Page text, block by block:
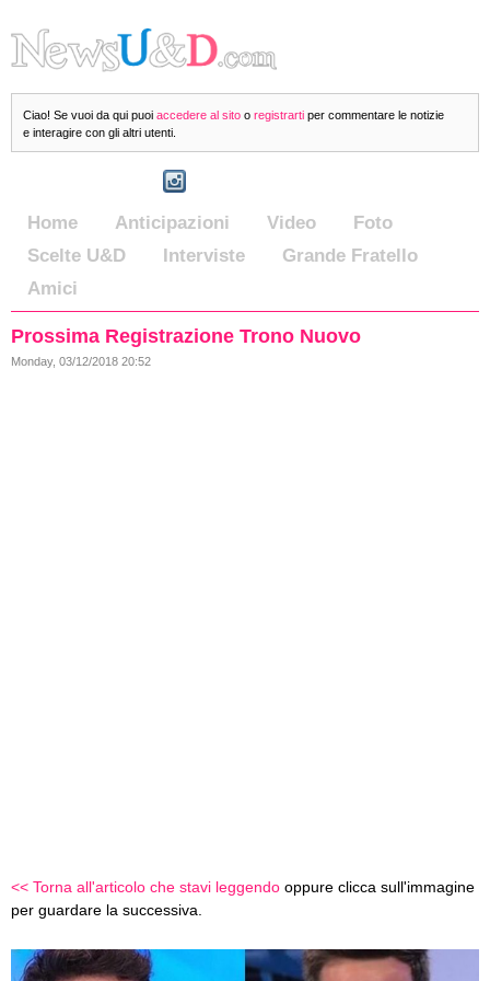
Ciao! Se vuoi da qui puoi accedere al sito o registrarti per commentare le notizie
e interagire con gli altri utenti.
Home Anticipazioni Video
Foto
Scelte U&D
Interviste
Grande Fratello
Amici
Prossima Registrazione Trono Nuovo
Monday, 03/12/2018 20:52
<< Torna all'articolo che stavi leggendo oppure clicca sull'immagine
per guardare la successiva.